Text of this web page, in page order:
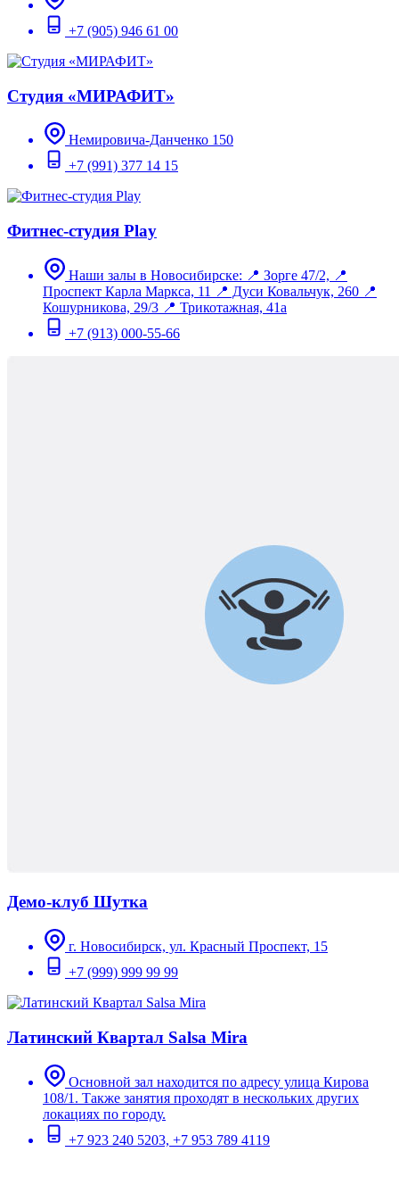
+7 (905) 946 61 00
Студия «МИРАФИТ»
Немировича-Данченко 150
+7 (991) 377 14 15
Фитнес-студия Play
Наши залы в Новосибирске: 📍 Зорге 47/2, 📍
Проспект Карла Маркса, 11 📍 Дуси Ковальчук, 260 📍
Кошурникова, 29/3 📍 Трикотажная, 41а
+7 (913) 000-55-66
Демо-клуб Шутка
г. Новосибирск, ул. Красный Проспект, 15
+7 (999) 999 99 99
Латинский Квартал Salsa Mira
Основной зал находится по адресу улица Кирова
108/1. Также занятия проходят в нескольких других
локациях по городу.
+7 923 240 5203, +7 953 789 4119